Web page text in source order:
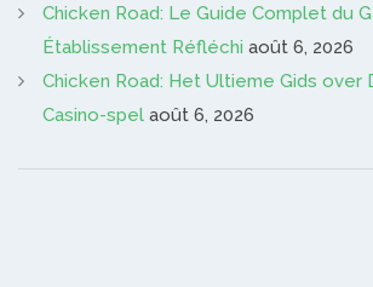
Chicken Road: Le Guide Complet du
Établissement Réfléchi août 6, 2026
Chicken Road: Het Ultieme Gids over
Casino-spel août 6, 2026